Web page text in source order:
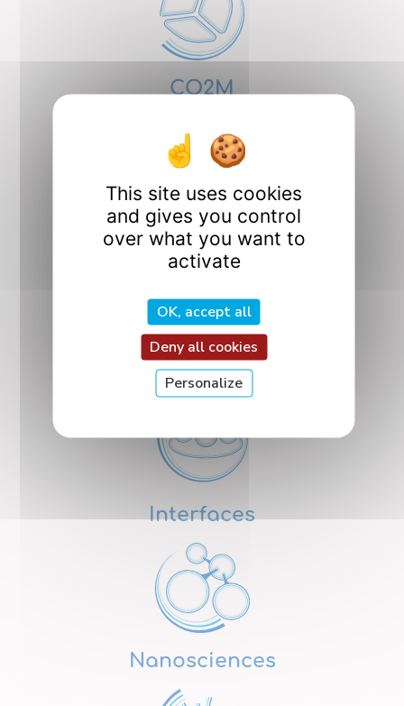
CO2M
and Mechanics
Design
ICQ
Quantum Interactions
and Controls
Interfaces
Nanosciences
This site uses cookies
and gives you control
over what you want to
activate
OK, accept all
Deny all cookies
Personalize